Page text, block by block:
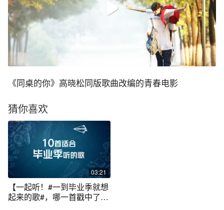
《同桌的你》高晓松同版歌曲改编的青春电影
猜你喜欢
03:21
【一起听！#一到毕业季就想
起来的歌#，哪一首戳中了